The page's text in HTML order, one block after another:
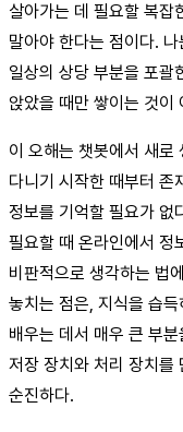
살아가는 데 필요할 복잡
말아야 한다는 점이다.
일상의 상당 부분을 포괄
앉았을 때만 쌓이는 것이
이 오해는 챗봇에서 새로
다니기 시작한 때부터 존
정보를 기억할 필요가 없
필요할 때 온라인에서 정
비판적으로 생각하는 법
놓치는 점은, 지식을 습
배우는 데서 매우 큰 부
저장 장치와 처리 장치를
순진하다.